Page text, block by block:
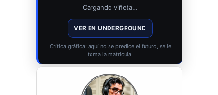
Cargando viñeta…
VER EN UNDERGROUND
Crítica gráfica: aquí no se predice el futuro, se le
toma la matrícula.